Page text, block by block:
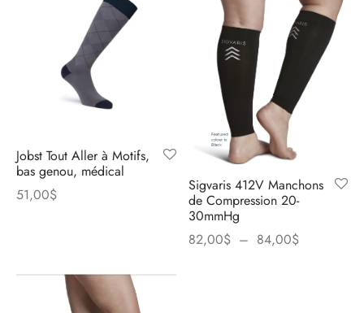
Jobst Tout Aller à Motifs,
bas genou, médical
51,00$
Sigvaris 412V Manchons
de Compression 20-
30mmHg
82,00$ – 84,00$Plage